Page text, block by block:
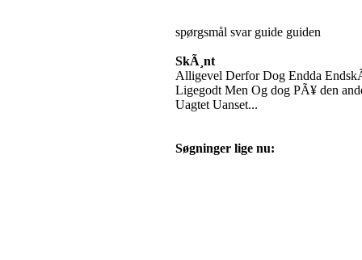
spørgsmål svar guide guiden
SkÃ¸nt
Alligevel Derfor Dog Endda
Ligegodt Men Og dog PÃ¥ den
Uagtet Uanset...
Søgninger lige nu: